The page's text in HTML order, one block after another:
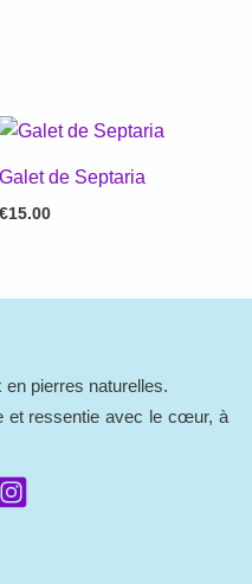
Galet de Septaria
€15.00
en pierres naturelles.
et ressentie avec le cœur, à